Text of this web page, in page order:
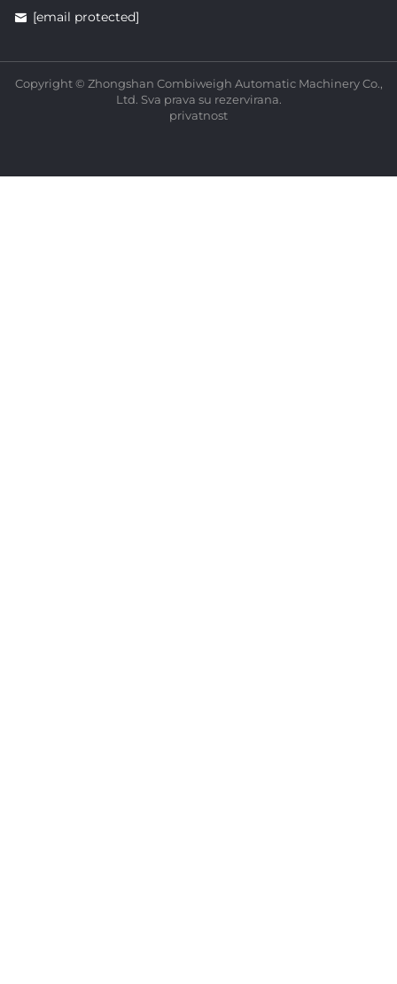
[email protected]
Copyright © Zhongshan Combiweigh Automatic Machinery Co.,
Ltd. Sva prava su rezervirana.
privatnost